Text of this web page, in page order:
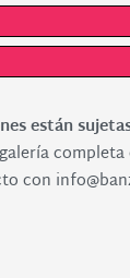
están
con